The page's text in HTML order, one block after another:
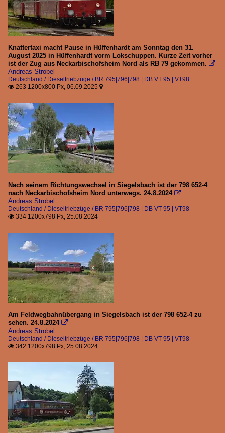
Knattertaxi macht Pause in Hüffenhardt am Sonntag den 31.
August 2025 in Hüffenhardt vorm Lokschuppen. Kurze Zeit vorher
ist der Zug aus Neckarbischofsheim Nord als RB 79 gekommen. 
Andreas Strobel
Deutschland / Dieseltriebzüge / BR 795|796|798 | DB VT 95 | VT98
 263 1200x800 Px, 06.09.2025 
Nach seinem Richtungswechsel in Siegelsbach ist der 798 652-4
nach Neckarbischofsheim Nord unterwegs. 24.8.2024 
Andreas Strobel
Deutschland / Dieseltriebzüge / BR 795|796|798 | DB VT 95 | VT98
 334 1200x798 Px, 25.08.2024
Am Feldwegbahnübergang in Siegelsbach ist der 798 652-4 zu
sehen. 24.8.2024 
Andreas Strobel
Deutschland / Dieseltriebzüge / BR 795|796|798 | DB VT 95 | VT98
 342 1200x798 Px, 25.08.2024